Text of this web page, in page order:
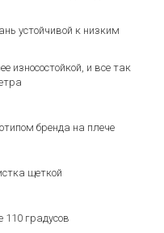
устойчивой к низким
износостойкой, и все так
бренда на плече
щеткой
градусов